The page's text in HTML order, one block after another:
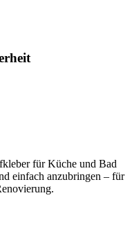
für Küche und Bad
einfach anzubringen – für